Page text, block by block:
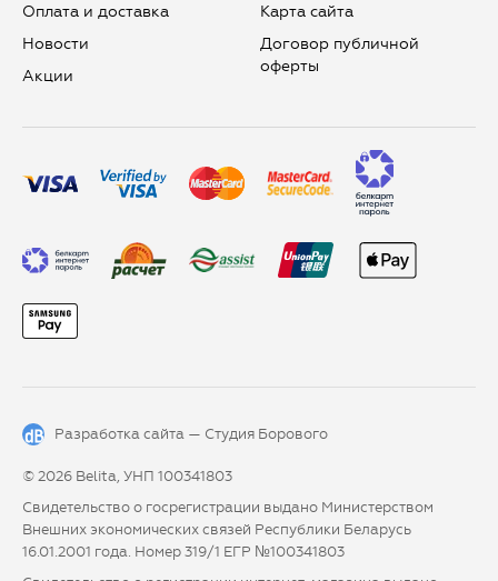
Оплата и доставка
Новости
Aкции
Карта сайта
Договор публичной
оферты
Разработка сайта — Студия Борового
© 2026 Belita, УНП 100341803
Свидетельство о госрегистрации выдано Министерством
Внешних экономических связей Республики Беларусь
16.01.2001 года. Номер 319/1 ЕГР №100341803